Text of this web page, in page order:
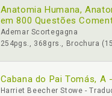
Anatomia Humana,
em 800 Questões
Ademar Scortegagna
254pgs., 368grs., Brochura
Cabana do Pai Tomás, A
Harriet Beecher Stowe -